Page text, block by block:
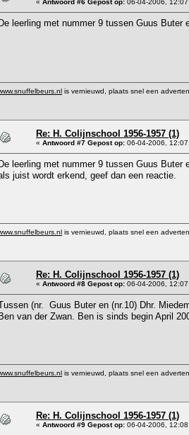
« Antwoord #6 Gepost op: 06-04-2006,
De leerling met nummer 9 tussen Guus
is vernieuwd, plaats snel een
Re: H. Colijnschool 1956-1957 (1)
« Antwoord #7 Gepost op: 06-04-2006,
De leerling met nummer 9 tussen Guus
juist wordt erkend, geef dan een reactie.
is vernieuwd, plaats snel een
Re: H. Colijnschool 1956-1957 (1)
« Antwoord #8 Gepost op: 06-04-2006,
(nr. Guus Buter en (nr.10) Dhr.
Ben van der Zwan. Ben is sinds begin April
is vernieuwd, plaats snel een
Re: H. Colijnschool 1956-1957 (1)
« Antwoord #9 Gepost op: 06-04-2006,